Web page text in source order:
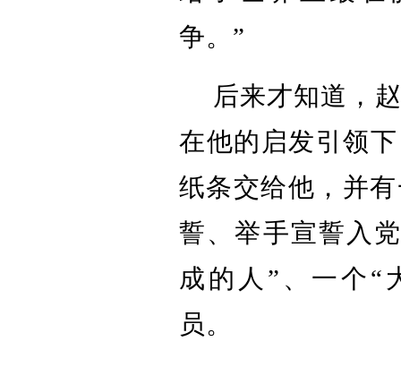
争。”
后来才知道，
在他的启发引领
纸条交给他，并
誓、举手宣誓入
成的人”、一个
员。